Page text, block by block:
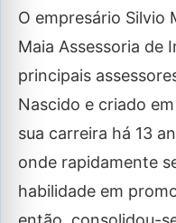
O empresário Silvio
Maia Assessoria de
principais
Nascido e criado
sua carreira há 13
onde rapidamente
habilidade em